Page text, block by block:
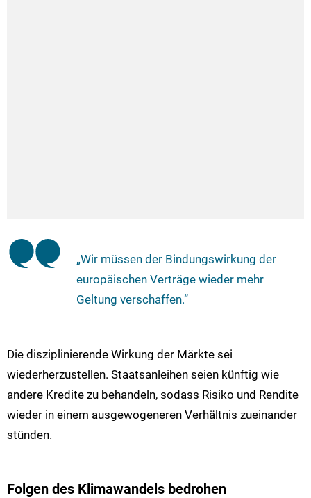
„Wir müssen der Bindungswirkung der
europäischen Verträge wieder mehr
Geltung verschaffen.“
Die disziplinierende Wirkung der Märkte sei
wiederherzustellen. Staatsanleihen seien künftig wie
andere Kredite zu behandeln, sodass Risiko und Rendite
wieder in einem ausgewogeneren Verhältnis zueinander
stünden.
Folgen des Klimawandels bedrohen